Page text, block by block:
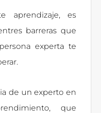
aprendizaje, es
barreras que
experta te
de un experto en
que